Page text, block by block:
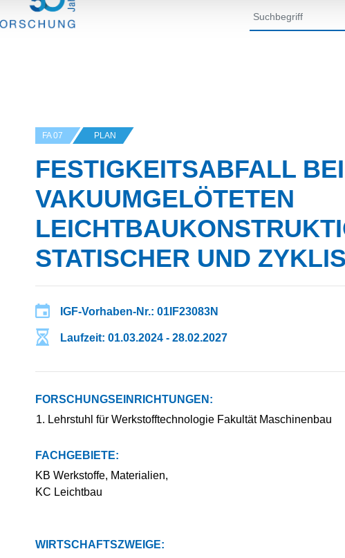
FA 07 PLAN
FESTIGKEITSABFALL
VAKUUMGELÖTETEN
STATISCHER UND
IGF-Vorhaben-Nr.: 01IF23083N
Laufzeit: 01.03.2024 - 28.02.2027
FORSCHUNGSEINRICHTUNGEN:
Lehrstuhl für Werkstofftechnologie Fakultät Maschinenbau
FACHGEBIETE:
KB Werkstoffe, Materialien,
KC Leichtbau
WIRTSCHAFTSZWEIGE: